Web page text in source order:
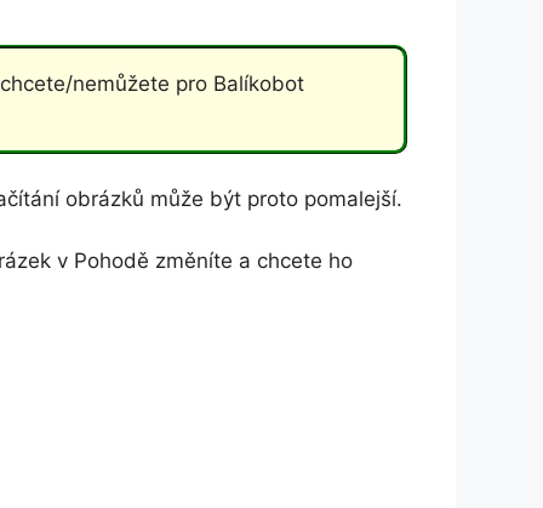
nemůžete pro Balíkobot
obrázků může být proto pomalejší.
v Pohodě změníte a chcete ho